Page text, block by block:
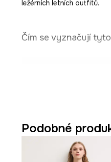
ležérních letních outfitů.
Čím se vyznačují
Vyrobené z materiálu
pokožku.
midi, díky
Podobné